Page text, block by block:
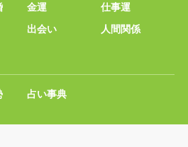
金運
仕事運
出会い
人間関係
占い事典